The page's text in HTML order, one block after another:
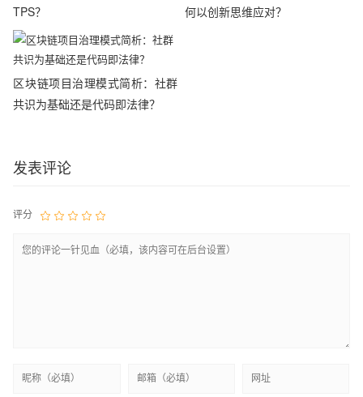
TPS？
何以创新思维应对？
区块链项目治理模式简析：社群
共识为基础还是代码即法律？
发表评论
评分